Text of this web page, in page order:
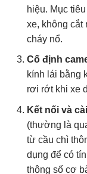
hiệu. Mục
xe, không cắt
cháy nổ.
Cố định
kính lái bằng
rơi rớt khi xe
Kết nối và
(thường là
từ cầu chì
dụng để có
thông số cơ